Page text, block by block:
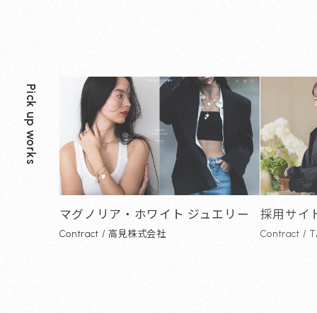
Pick up works
マグノリア・ホワイト ジュエリー
Contract / 高見株式会社
採用サイ
Contract /